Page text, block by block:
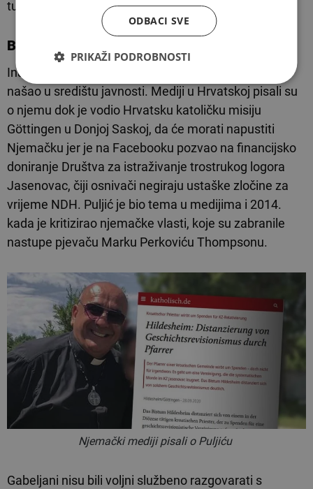
tužbom za klevetu.
Bio u Njemačkoj
Inače, svećenik Vinko Puljić već se nekoliko puta
našao u središtu javnosti. Mediji u Hrvatskoj pisali su
o njemu dok je vodio Hrvatsku katoličku misiju
Göttingen u Donjoj Saskoj, da će morati napustiti
Njemačku jer je na Facebooku pozvao na financijsko
doniranje Društva za istraživanje trostrukog logora
Jasenovac, čiji osnivači negiraju ustaške zločine za
vrijeme NDH. Puljić je bio tema u medijima i 2014.
kada je kritizirao njemačke vlasti, koje su zabranile
nastupe pjevaču Marku Perkoviću Thompsonu.
Njemački mediji pisali o Puljiću
Gabeljani nisu bili voljni službeno razgovarati s
ODBACI SVE
PRIKAŽI PODROBNOSTI